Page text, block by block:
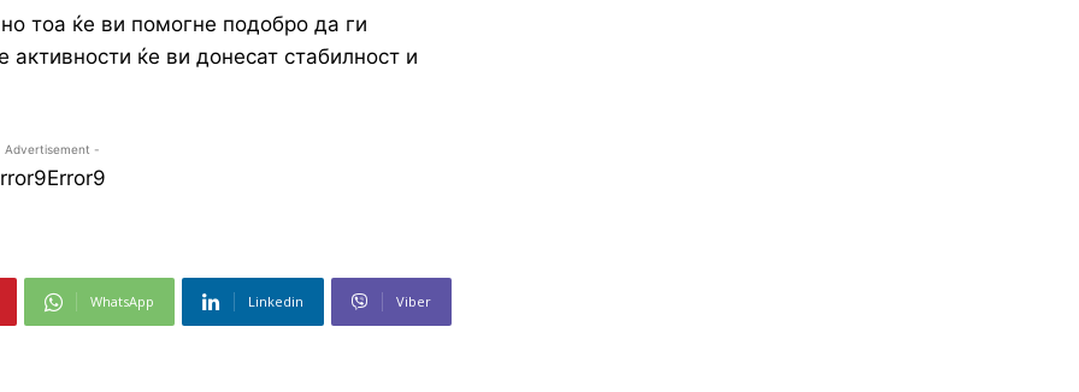
тоа ќе ви помогне подобро да ги
ќе ви донесат стабилност и
Advertisement -
Error9
WhatsApp Linkedin Viber